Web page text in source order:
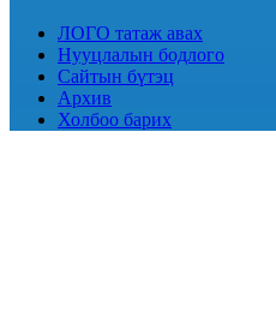
ЛОГО татаж авах
Нууцлалын бодлого
Сайтын бүтэц
Архив
Холбоо барих